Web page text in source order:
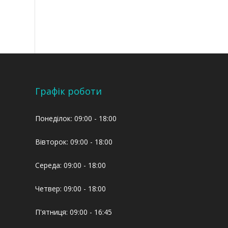
Графік роботи
Понеділок: 09:00 - 18:00
Вівторок: 09:00 - 18:00
Середа: 09:00 - 18:00
Четвер: 09:00 - 18:00
П'ятниця: 09:00 - 16:45